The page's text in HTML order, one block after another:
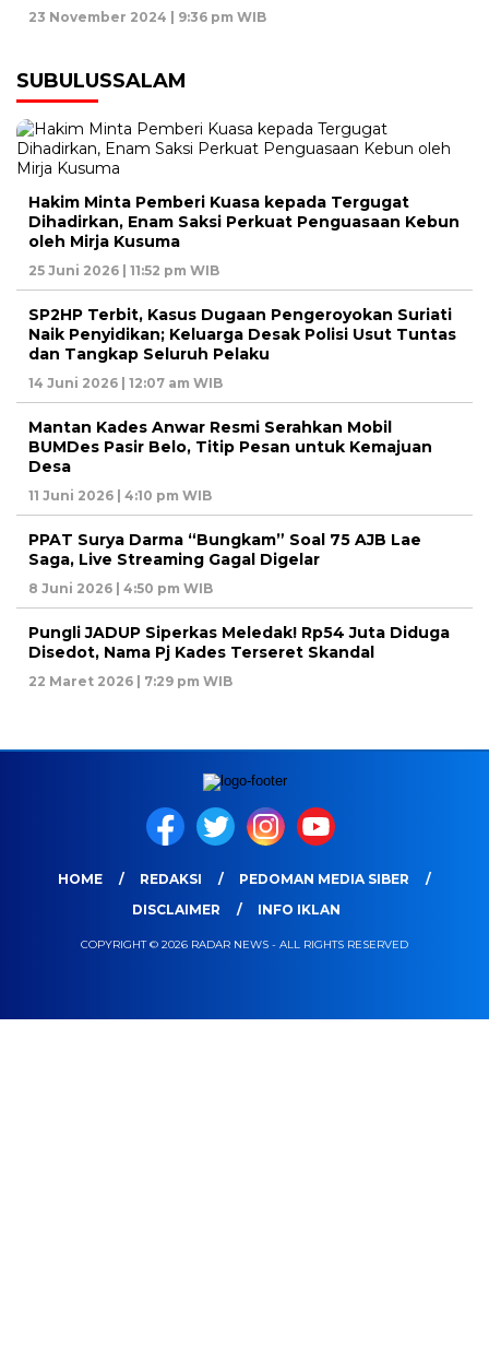
23 November 2024 | 9:36 pm WIB
SUBULUSSALAM
Hakim Minta Pemberi Kuasa kepada Tergugat
Dihadirkan, Enam Saksi Perkuat Penguasaan Kebun
oleh Mirja Kusuma
25 Juni 2026 | 11:52 pm WIB
SP2HP Terbit, Kasus Dugaan Pengeroyokan Suriati
Naik Penyidikan; Keluarga Desak Polisi Usut Tuntas
dan Tangkap Seluruh Pelaku
14 Juni 2026 | 12:07 am WIB
Mantan Kades Anwar Resmi Serahkan Mobil
BUMDes Pasir Belo, Titip Pesan untuk Kemajuan
Desa
11 Juni 2026 | 4:10 pm WIB
PPAT Surya Darma “Bungkam” Soal 75 AJB Lae
Saga, Live Streaming Gagal Digelar
8 Juni 2026 | 4:50 pm WIB
Pungli JADUP Siperkas Meledak! Rp54 Juta Diduga
Disedot, Nama Pj Kades Terseret Skandal
22 Maret 2026 | 7:29 pm WIB
HOME REDAKSI
PEDOMAN MEDIA SIBER
DISCLAIMER
INFO IKLAN
COPYRIGHT © 2026 RADAR NEWS - ALL RIGHTS RESERVED